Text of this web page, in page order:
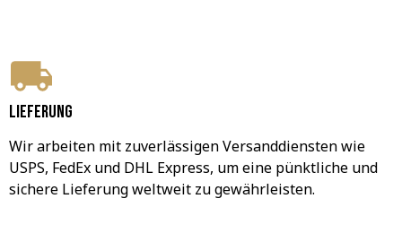
Lieferung
Wir arbeiten mit zuverlässigen Versanddiensten wie
USPS, FedEx und DHL Express, um eine pünktliche und
sichere Lieferung weltweit zu gewährleisten.